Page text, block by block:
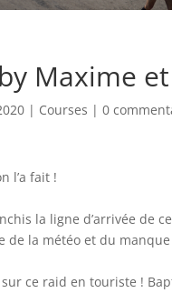
Maxime
| Courses |0
l’a fait !
la ligne d’arrivée de
de la météo et du
ce raid en touriste !